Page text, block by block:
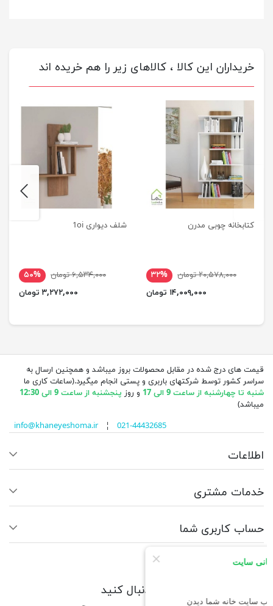
خریداران این کالا ، کالاهای زیر را هم خریده اند
کتابخانه چوبی مدرن
۲۰,۵۷۸,۰۰۰ تومان
۳۲%
۱۴,۰۰۹,۰۰۰ تومان
شلف دیواری 1oi
۶,۵۳۴,۰۰۰ تومان
۵۰%
۳,۲۷۲,۰۰۰ تومان
previus
قیمت های درج شده در مقابل محصولات بروز میباشد و همچنین ارسال به
سراسر کشور توسط شرکتهای باربری و پستی انجام میگیرد.(ساعات کاری ما
شنبه تا چهارشنبه از ساعت 9 الی 17
و روز پنجشنبه از ساعت 9 الی 12:30
میباشد)
info@khaneyeshoma.ir¦ 021-44432685
اطلاعات
خدمات مشتری
حساب کاربری شما
ما را دنبال کنید